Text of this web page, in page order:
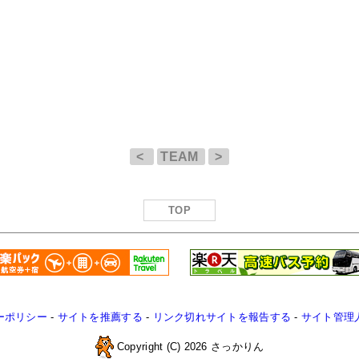
< TEAM >
TOP
ポリシー - サイトを推薦する - リンク切れサイトを報告する - サイト管理
Copyright (C) 2026 さっかりん